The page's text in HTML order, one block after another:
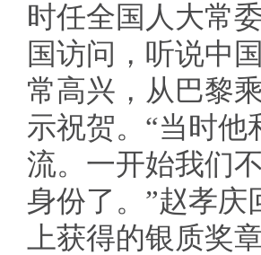
时任全国人大常
国访问，听说中
常高兴，从巴黎
示祝贺。“当时
流。一开始我们
身份了。”赵孝
上获得的银质奖